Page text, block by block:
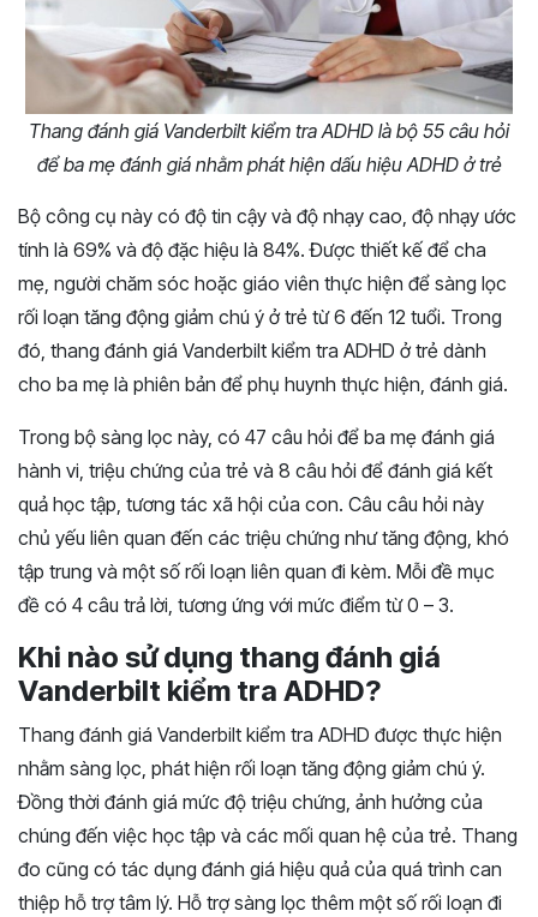
Thang đánh giá Vanderbilt kiểm tra ADHD là bộ 55 câu hỏi
để ba mẹ đánh giá nhằm phát hiện dấu hiệu ADHD ở trẻ
Bộ công cụ này có độ tin cậy và độ nhạy cao, độ nhạy ước
tính là 69% và độ đặc hiệu là 84%. Được thiết kế để cha
mẹ, người chăm sóc hoặc giáo viên thực hiện để sàng lọc
rối loạn tăng động giảm chú ý ở trẻ từ 6 đến 12 tuổi. Trong
đó, thang đánh giá Vanderbilt kiểm tra ADHD ở trẻ dành
cho ba mẹ là phiên bản để phụ huynh thực hiện, đánh giá.
Trong bộ sàng lọc này, có 47 câu hỏi để ba mẹ đánh giá
hành vi, triệu chứng của trẻ và 8 câu hỏi để đánh giá kết
quả học tập, tương tác xã hội của con. Câu câu hỏi này
chủ yếu liên quan đến các triệu chứng như tăng động, khó
tập trung và một số rối loạn liên quan đi kèm. Mỗi đề mục
đề có 4 câu trả lời, tương ứng với mức điểm từ 0 – 3.
Khi nào sử dụng thang đánh giá
Vanderbilt kiểm tra ADHD?
Thang đánh giá Vanderbilt kiểm tra ADHD được thực hiện
nhằm sàng lọc, phát hiện rối loạn tăng động giảm chú ý.
Đồng thời đánh giá mức độ triệu chứng, ảnh hưởng của
chúng đến việc học tập và các mối quan hệ của trẻ. Thang
đo cũng có tác dụng đánh giá hiệu quả của quá trình can
thiệp hỗ trợ tâm lý. Hỗ trợ sàng lọc thêm một số rối loạn đi